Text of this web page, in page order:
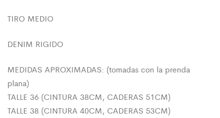
TIRO MEDIO
DENIM RIGIDO
MEDIDAS APROXIMADAS: (tomadas con la prenda
plana)
TALLE 36 (CINTURA 38CM, CADERAS 51CM)
TALLE 38 (CINTURA 40CM, CADERAS 53CM)